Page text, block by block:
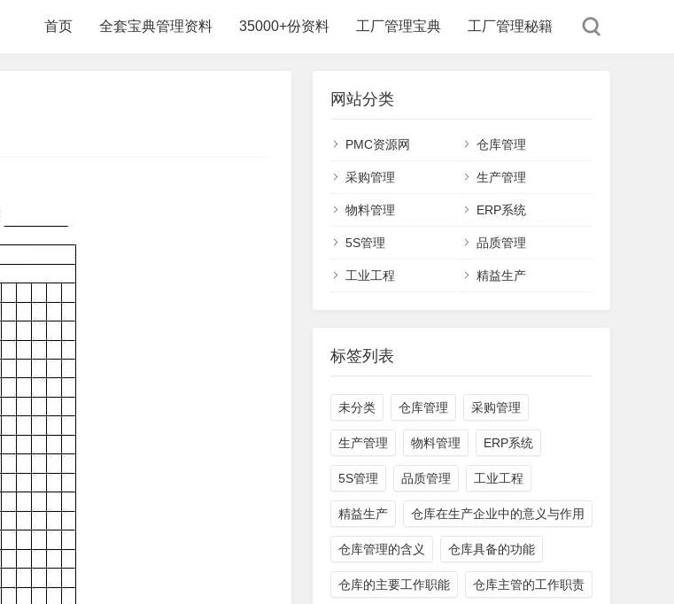
首页 全套宝典管理资料 35000+份资料 工厂管理宝典 工厂管理秘籍
网站分类
PMC资源网 仓库管理
采购管理 生产管理
物料管理 ERP系统
5S管理 品质管理
工业工程 精益生产
标签列表
未分类 仓库管理 采购管理
生产管理 物料管理 ERP系统
5S管理 品质管理 工业工程
精益生产 仓库在生产企业中的意义与作用
仓库管理的含义 仓库具备的功能
仓库的主要工作职能 仓库主管的工作职责